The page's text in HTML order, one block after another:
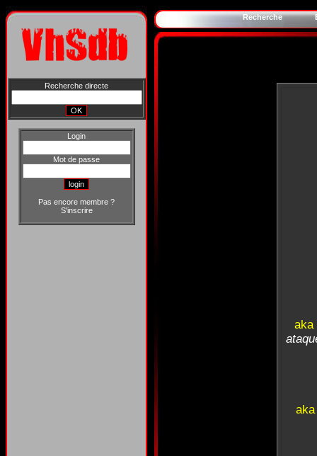
Recherche directe
Login
Mot de passe
Pas encore membre ?
S'inscrire
Recherche